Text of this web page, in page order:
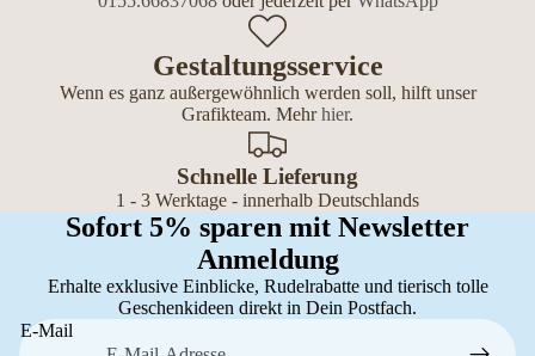
Gestaltungsservice
Wenn es ganz außergewöhnlich werden soll, hilft unser
Grafikteam. Mehrhier.
Schnelle Lieferung
1 - 3 Werktage - innerhalb Deutschlands
Sofort 5% sparen mit Newsletter
Anmeldung
Erhalte exklusive Einblicke, Rudelrabatte und tierisch tolle
Geschenkideen direkt in Dein Postfach.
E-Mail